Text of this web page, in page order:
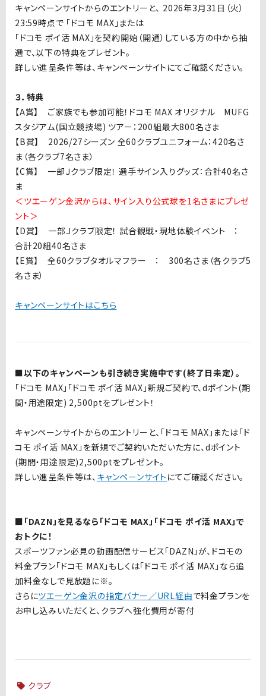
キャンペーンサイトからのエントリーと、 2026年3月31日（火）
23:59時点で 「ドコモ MAX」または
「ドコモ ポイ活 MAX」を契約開始（開通）している方の中から抽
選で、以下の特典をプレゼント。
詳しい進呈条件等は、キャンペーンサイトにてご確認ください。
３．特典
【A賞】 ご家族でも参加可能！ドコモ MAX オリジナル MUFG
スタジアム(国立競技場) ツアー：200組最大800名さま
【B賞】 2026/27シーズン 全60クラブユニフォーム：420名さ
ま（各クラブ7名さま）
【C賞】 一部Ｊクラブ限定！ 選手サイン入りグッズ：合計40名さ
ま
＜ツエーゲン金沢からは、サイン入り公式球を1名さまにプレゼ
ント＞
【D賞】 一部Ｊクラブ限定！ 試合観戦・現地体験イベント ：
合計20組40名さま
【E賞】 全60クラブタオルマフラー ： 300名さま（各クラブ5
名さま）
キャンペーンサイトはこちら
■以下のキャンペーンも引き続き実施中です(終了日未定）。
「ドコモ MAX」「ドコモ ポイ活 MAX」新規ご契約で、dポイント(期
間・用途限定) 2,500ptをプレゼント！
キャンペーンサイトからのエントリーと、「ドコモ MAX」または「ド
コモ ポイ活 MAX」を新規でご契約いただいた方に、dポイント
(期間・用途限定)2,500ptをプレゼント。
詳しい進呈条件等は、 キャンペーンサイト にてご確認ください。
■「DAZN」を見るなら「ドコモ MAX」「ドコモ ポイ活 MAX」で
おトクに！
スポーツファン必見の動画配信サービス「DAZN」が、ドコモの
料金プラン「ドコモ MAX」もしくは「ドコモ ポイ活 MAX」なら追
加料金なしで見放題に※。
さらにツエーゲン金沢の指定バナー／URL経由で料金プランを
お申し込みいただくと、クラブへ強化費用が寄付
クラブ